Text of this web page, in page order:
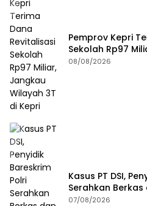
Pemprov Kepri
Sekolah Rp97
Kepri
08/08/2026
Kasus PT DSI,
Serahkan
Kejari Depok
07/08/2026